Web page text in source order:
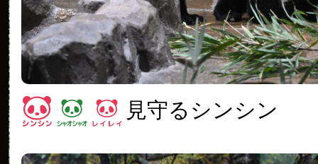
見守るシンシン